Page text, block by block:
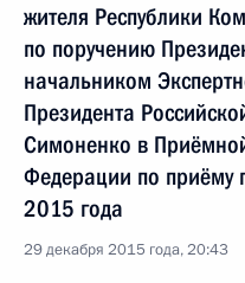
жителя Республики
по поручению
начальником
Президента
Симоненко в
Федерации по приёму
2015 года
29 декабря 2015 года, 20:43